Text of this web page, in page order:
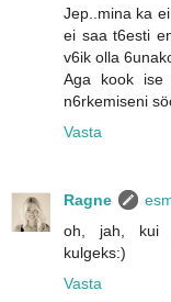
Jep..mina ka
ei saa t6esti
v6ik olla
Aga kook ise
n6rkemiseni
Vasta
Ragne
oh, jah, kui
kulgeks:)
Vasta